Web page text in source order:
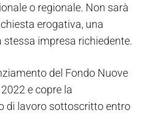
o regionale. Non sarà
erogativa, una
impresa richiedente.
del Fondo Nuove
e copre la
di lavoro sottoscritto entro